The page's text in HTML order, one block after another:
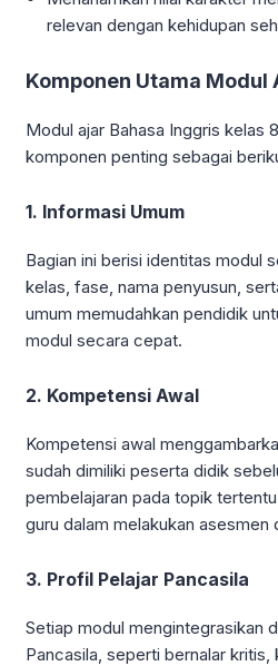
relevan dengan kehidupan
Komponen Utama Modul
Modul ajar Bahasa Inggris kelas
komponen penting sebagai
1. Informasi Umum
Bagian ini berisi identitas modul
kelas, fase, nama penyusun,
umum memudahkan pendidik
modul secara cepat.
2. Kompetensi Awal
Kompetensi awal
sudah dimiliki peserta didik
pembelajaran pada topik
guru dalam melakukan asesmen
3. Profil Pelajar Pancasila
Setiap modul mengintegrasikan
Pancasila, seperti bernalar kritis,